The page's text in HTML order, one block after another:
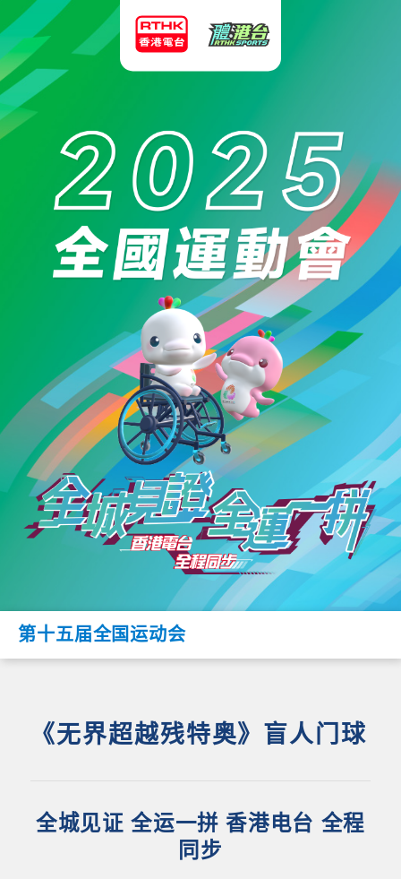
第十五届全国运动会
《无界超越残特奥》盲人门球
全城见证 全运一拼 香港电台 全程
同步